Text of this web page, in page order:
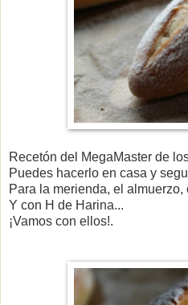
Recetón del MegaMaster de
Puedes hacerlo en casa y
Para la merienda, el
Y con H de Harina...
¡Vamos con ellos!.